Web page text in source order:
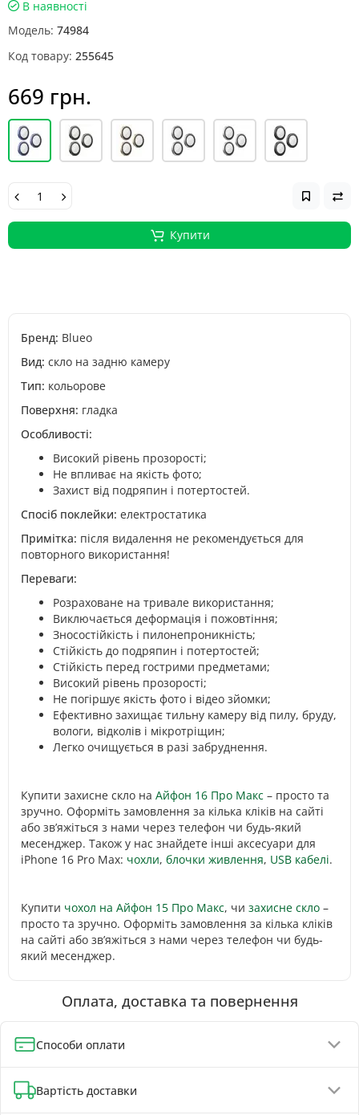
В наявності
Модель: 74984
Код товару: 255645
669 грн.
Купити
Бренд: Blueo
Вид: скло на задню камеру
Тип: кольорове
Поверхня: гладка
Особливості:
Високий рівень прозорості;
Не впливає на якість фото;
Захист від подряпин і потертостей.
Спосіб поклейки: електростатика
Примітка: після видалення не рекомендується для
повторного використання!
Переваги:
Розраховане на тривале використання;
Виключається деформація і пожовтіння;
Зносостійкість і пилонепроникність;
Стійкість до подряпин і потертостей;
Стійкість перед гострими предметами;
Високий рівень прозорості;
Не погіршує якість фото і відео зйомки;
Ефективно захищає тильну камеру від пилу, бруду,
вологи, відколів і мікротріщин;
Легко очищується в разі забруднення.
Купити захисне скло на Айфон 16 Про Макс – просто та
зручно. Оформіть замовлення за кілька кліків на сайті
або зв’яжіться з нами через телефон чи будь-який
месенджер. Також у нас знайдете інші аксесуари для
iPhone 16 Pro Max: чохли, блочки живлення, USB кабелі.
Купити чохол на Айфон 15 Про Макс, чи захисне скло –
просто та зручно. Оформіть замовлення за кілька кліків
на сайті або зв’яжіться з нами через телефон чи будь-
який месенджер.
Оплата, доставка та повернення
Способи оплати
Оплата при отриманні (до 130 грн - повна передплата)
Онлайн-оплата карткою, GPay, ApplePay
Вартість доставки